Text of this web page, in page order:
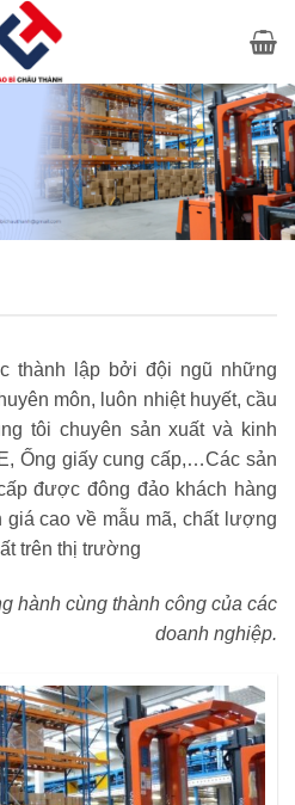
thành lập bởi đội ngũ những
môn, luôn nhiệt huyết, cầu
tôi chuyên sản xuất và kinh
Ống giấy cung cấp,…Các sản
được đông đảo khách hàng
cao về mẫu mã, chất lượng
trên thị trường
hành cùng thành công của các
doanh nghiệp.